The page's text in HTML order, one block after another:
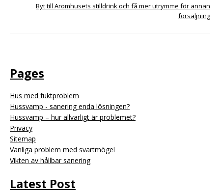
Byt till Aromhusets stilldrink och få mer utrymme för annan
försäljning
Pages
Hus med fuktproblem
Hussvamp - sanering enda lösningen?
Hussvamp – hur allvarligt är problemet?
Privacy
Sitemap
Vanliga problem med svartmögel
Vikten av hållbar sanering
Latest Post